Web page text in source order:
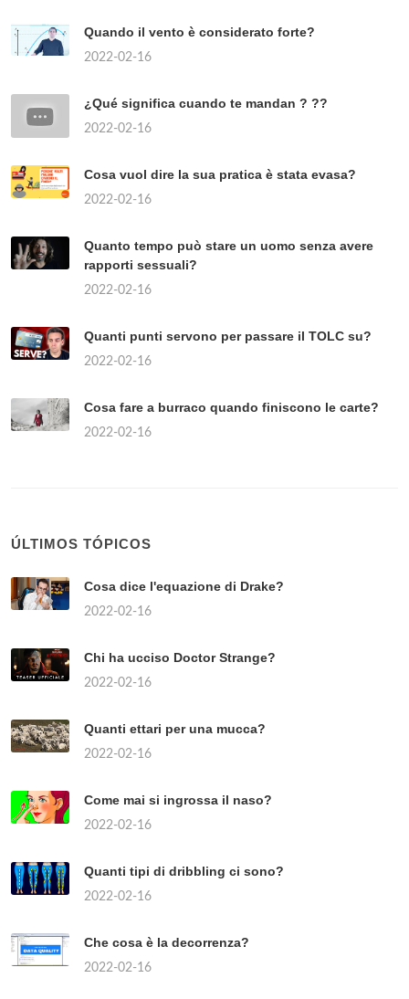
Quando il vento è considerato forte?
2022-02-16
¿Qué significa cuando te mandan ? ??
2022-02-16
Cosa vuol dire la sua pratica è stata evasa?
2022-02-16
Quanto tempo può stare un uomo senza avere
rapporti sessuali?
2022-02-16
Quanti punti servono per passare il TOLC su?
2022-02-16
Cosa fare a burraco quando finiscono le carte?
2022-02-16
ÚLTIMOS TÓPICOS
Cosa dice l'equazione di Drake?
2022-02-16
Chi ha ucciso Doctor Strange?
2022-02-16
Quanti ettari per una mucca?
2022-02-16
Come mai si ingrossa il naso?
2022-02-16
Quanti tipi di dribbling ci sono?
2022-02-16
Che cosa è la decorrenza?
2022-02-16